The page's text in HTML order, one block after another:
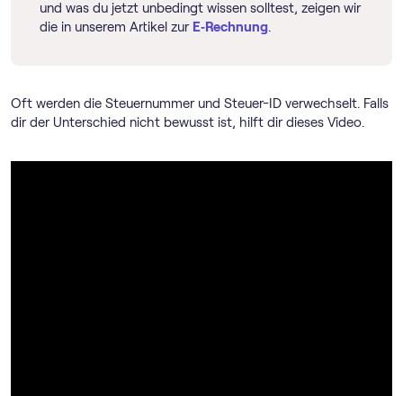
und was du jetzt unbedingt wissen solltest, zeigen wir
die in unserem Artikel zur E‑Rechnung.
Oft werden die Steuernummer und Steuer-ID verwechselt. Falls
dir der Unterschied nicht bewusst ist, hilft dir dieses Video.